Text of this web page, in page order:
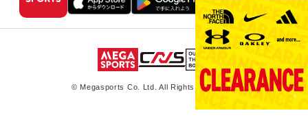
© Megasports Co. Ltd. All Rights Reserved.